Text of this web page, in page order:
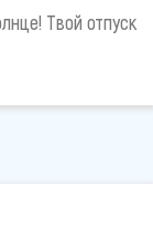
Твой отпуск